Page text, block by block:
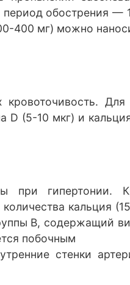
обострения —
400 мг) можно
Для
(5-10 мкг) и
при гипертонии.
кальция
В, содержащий
побочным
стенки